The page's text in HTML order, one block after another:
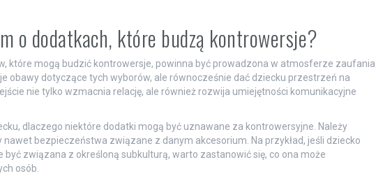
o dodatkach, które budzą kontrowersje?
które mogą budzić kontrowersje, powinna być prowadzona w atmosferze zaufania
obawy dotyczące tych wyborów, ale równocześnie dać dziecku przestrzeń na
nie tylko wzmacnia relację, ale również rozwija umiejętności komunikacyjne
dlaczego niektóre dodatki mogą być uznawane za kontrowersyjne. Należy
bezpieczeństwa związane z danym akcesorium. Na przykład, jeśli dziecko
być związana z określoną subkulturą, warto zastanowić się, co ona może
osób.